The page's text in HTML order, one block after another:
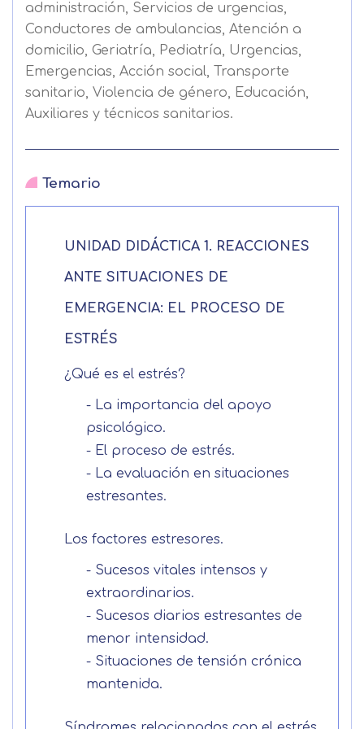
administración, Servicios de urgencias,
Conductores de ambulancias, Atención a
domicilio, Geriatría, Pediatría, Urgencias,
Emergencias, Acción social, Transporte
sanitario, Violencia de género, Educación,
Auxiliares y técnicos sanitarios.
Temario
UNIDAD DIDÁCTICA 1. REACCIONES
ANTE SITUACIONES DE
EMERGENCIA: EL PROCESO DE
ESTRÉS
¿Qué es el estrés?
- La importancia del apoyo
psicológico.
- El proceso de estrés.
- La evaluación en situaciones
estresantes.
Los factores estresores.
- Sucesos vitales intensos y
extraordinarios.
- Sucesos diarios estresantes de
menor intensidad.
- Situaciones de tensión crónica
mantenida.
Solicitar
información
Solicitar
información
Nombre
Apellidos
Telefono
Email
Mensaje
de Datos .Haz clic aquí
Centro de
preferencia de
privacidad
Utilizamos cookies propias y de terceros
relacionados con tus preferencias,